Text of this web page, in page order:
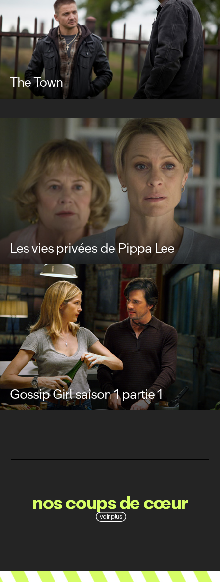
The Town
Les vies privées de Pippa Lee
Gossip Girl saison 1 partie 1
voir plus
nos coups de cœur